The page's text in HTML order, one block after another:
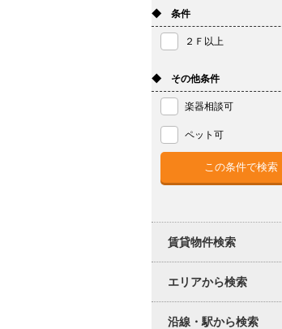
◆ 条件
２Ｆ以上
◆ その他条件
楽器相談可
ペット可
賃貸物件検索
エリアから検索
沿線・駅から検索